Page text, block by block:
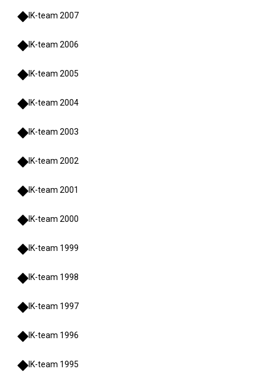
IK-team 2007
IK-team 2006
IK-team 2005
IK-team 2004
IK-team 2003
IK-team 2002
IK-team 2001
IK-team 2000
IK-team 1999
IK-team 1998
IK-team 1997
IK-team 1996
IK-team 1995